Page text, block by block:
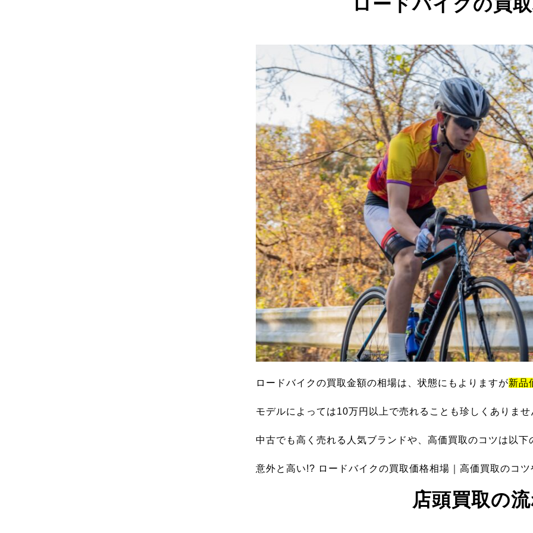
ロードバイクの買取金額の相場は、状態にもよりますが新品
モデルによっては10万円以上で売れることも珍しくありませ
中古でも高く売れる人気ブランドや、高価買取のコツは以
意外と高い!? ロードバイクの買取価格相場｜高価買取のコ
店頭買取の